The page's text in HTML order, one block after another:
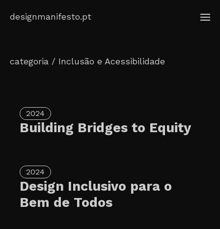
designmanifesto.pt
categoria / Inclusão e Acessibilidade
2024
Building Bridges to Equity
2024
Design Inclusivo para o
Bem de Todos